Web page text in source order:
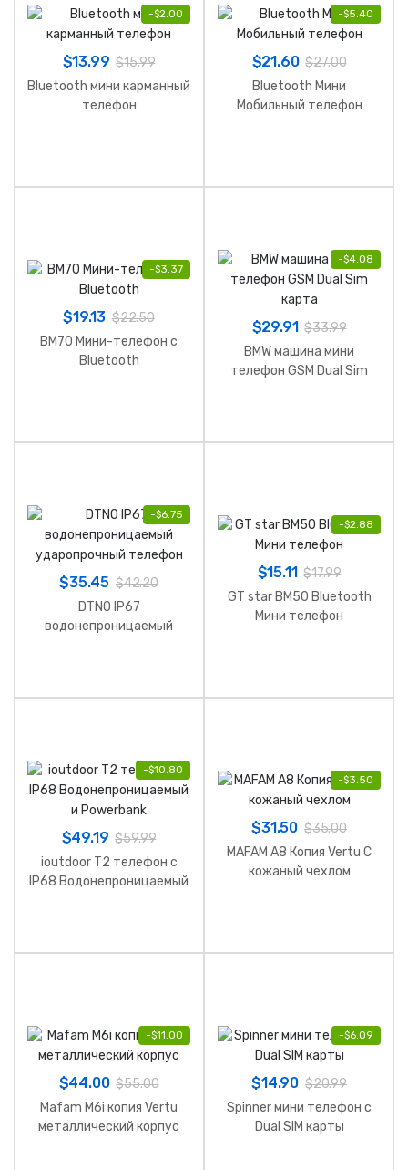
-$2.00
$13.99 $15.99
Bluetooth мини карманный
телефон
-$5.40
$21.60 $27.00
Bluetooth Мини
Мобильный телефон
-$3.37
$19.13 $22.50
BM70 Мини-телефон с
Bluetooth
-$4.08
$29.91 $33.99
BMW машина мини
телефон GSM Dual Sim
-$6.75
$35.45 $42.20
DTNO IP67
водонепроницаемый
-$2.88
$15.11 $17.99
GT star BM50 Bluetooth
Мини телефон
-$10.80
$49.19 $59.99
ioutdoor T2 телефон с
IP68 Водонепроницаемый
-$3.50
$31.50 $35.00
MAFAM A8 Копия Vertu С
кожаный чехлом
-$11.00
$44.00 $55.00
Mafam M6i копия Vertu
металлический корпус
-$6.09
$14.90 $20.99
Spinner мини телефон с
Dual SIM карты